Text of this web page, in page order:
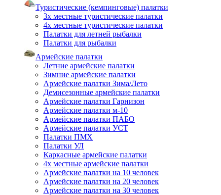
Туристические (кемпинговые) палатки
3х местные туристические палатки
4х местные туристические палатки
Палатки для летней рыбалки
Палатки для рыбалки
Армейские палатки
Летние армейские палатки
Зимние армейские палатки
Армейские палатки Зима/Лето
Демисезонные армейские палатки
Армейские палатки Гарнизон
Армейские палатки м-10
Армейские палатки ПАБО
Армейские палатки УСТ
Палатки ПМХ
Палатки УЛ
Каркасные армейские палатки
4х местные армейские палатки
Армейские палатки на 10 человек
Армейские палатки на 20 человек
Армейские палатки на 30 человек